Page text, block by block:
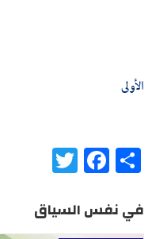
الأولى
Share
Facebook
في نفس السياق